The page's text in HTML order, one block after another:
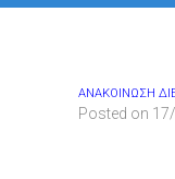
ΑΝΑΚΟΙΝΩΣΗ
Posted on